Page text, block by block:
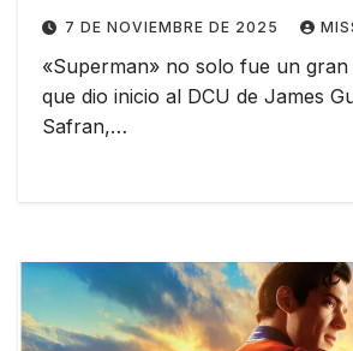
7 DE NOVIEMBRE DE 2025
«Superman» no solo fue un gran
que dio inicio al DCU de James
Safran,…